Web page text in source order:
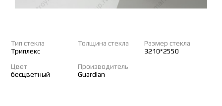
Тип стекла
Триплекс
Толщина стекла
Размер стекла
3210*2550
Цвет
бесцветный
Производитель
Guardian